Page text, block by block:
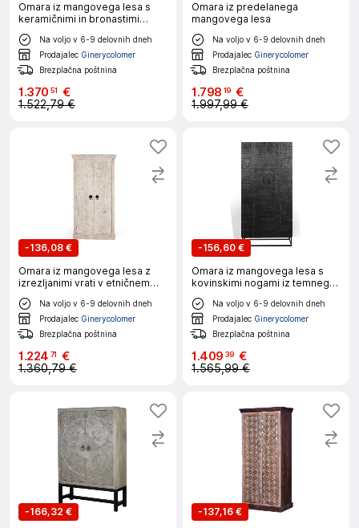
Omara iz mangovega lesa s
keramičnimi in bronastimi
detajli
Na voljo v 6-9 delovnih dneh
Prodajalec Ginerycolomer
Brezplačna poštnina
1.370 51 €
1.522,79 €
Omara iz predelanega
mangovega lesa
Na voljo v 6-9 delovnih dneh
Prodajalec Ginerycolomer
Brezplačna poštnina
1.798 19 €
1.997,99 €
-136,08 €
Omara iz mangovega lesa z
izrezljanimi vrati v etničnem
slogu
Na voljo v 6-9 delovnih dneh
Prodajalec Ginerycolomer
Brezplačna poštnina
1.224 71 €
1.360,79 €
-156,60 €
Omara iz mangovega lesa s
kovinskimi nogami iz temnega
oreha
Na voljo v 6-9 delovnih dneh
Prodajalec Ginerycolomer
Brezplačna poštnina
1.409 39 €
1.565,99 €
-166,32 € -137,16 €